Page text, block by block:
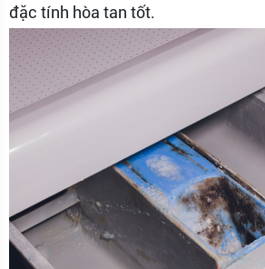
đặc tính hòa tan tốt.